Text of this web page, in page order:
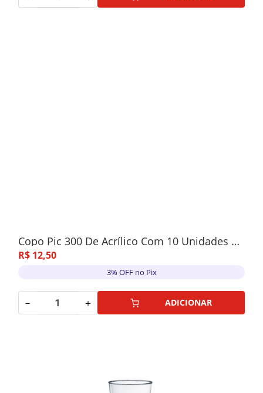
Copo Pic 300 De Acrílico Com 10 Unidades Branco
R$ 12,50
3% OFF no Pix
－ ＋ ADICIONAR